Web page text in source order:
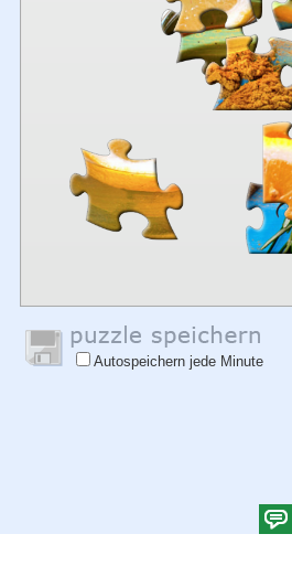
Autospeichern jede Minute